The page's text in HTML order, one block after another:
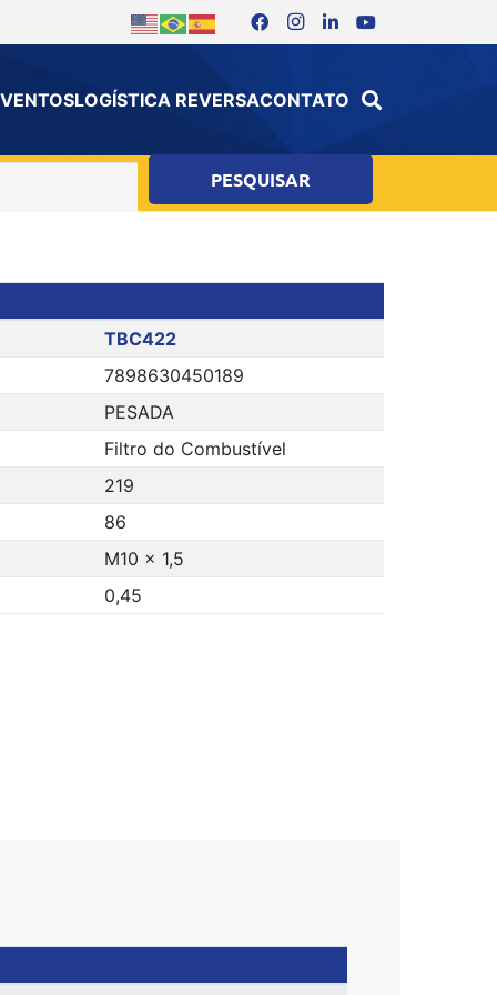
LOGÍSTICA REVERSACONTATO
TBC422
7898630450189
PESADA
Filtro do Combustível
219
86
M10 x 1,5
0,45